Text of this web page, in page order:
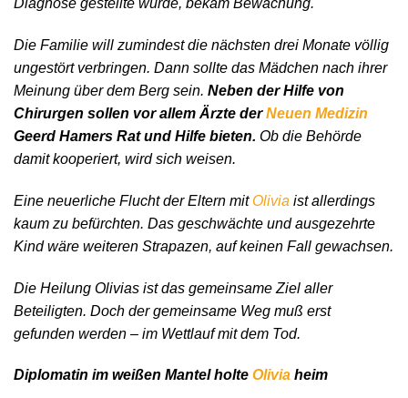
Diagnose gestellte wurde, bekam Bewachung.
Die Familie will zumindest die nächsten drei Monate völlig
ungestört verbringen. Dann sollte das Mädchen nach ihrer
Meinung über dem Berg sein. Neben der Hilfe von
Chirurgen sollen vor allem Ärzte derNeuen Medizin
Geerd Hamers Rat und Hilfe bieten. Ob die Behörde
damit kooperiert, wird sich weisen.
Eine neuerliche Flucht der Eltern mit Olivia ist allerdings
kaum zu befürchten. Das geschwächte und ausgezehrte
Kind wäre weiteren Strapazen, auf keinen Fall gewachsen.
Die Heilung Olivias ist das gemeinsame Ziel aller
Beteiligten. Doch der gemeinsame Weg muß erst
gefunden werden – im Wettlauf mit dem Tod.
Diplomatin im weißen Mantel holte Olivia heim